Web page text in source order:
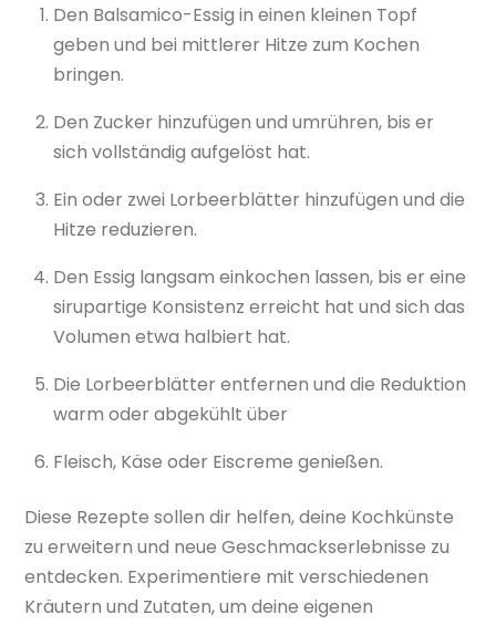
Den Balsamico-Essig in einen kleinen Topf
geben und bei mittlerer Hitze zum Kochen
bringen.
Den Zucker hinzufügen und umrühren, bis er
sich vollständig aufgelöst hat.
Ein oder zwei Lorbeerblätter hinzufügen und die
Hitze reduzieren.
Den Essig langsam einkochen lassen, bis er eine
sirupartige Konsistenz erreicht hat und sich das
Volumen etwa halbiert hat.
Die Lorbeerblätter entfernen und die Reduktion
warm oder abgekühlt über
Fleisch, Käse oder Eiscreme genießen.
Diese Rezepte sollen dir helfen, deine Kochkünste
zu erweitern und neue Geschmackserlebnisse zu
entdecken. Experimentiere mit verschiedenen
Kräutern und Zutaten, um deine eigenen